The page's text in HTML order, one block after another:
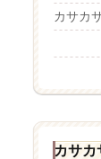
カサカ
カサ